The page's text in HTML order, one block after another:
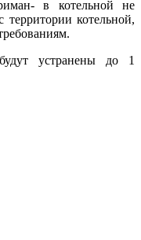
в котельной не
территории котельной,
устранены до 1